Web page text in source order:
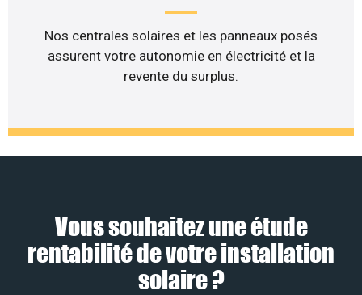
Nos centrales solaires et les panneaux posés
assurent votre autonomie en électricité et la
revente du surplus.
Vous souhaitez une étude
rentabilité de votre installation
solaire ?